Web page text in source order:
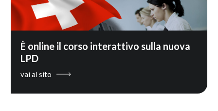
È online il corso interattivo sulla nuova
LPD
vai al sito